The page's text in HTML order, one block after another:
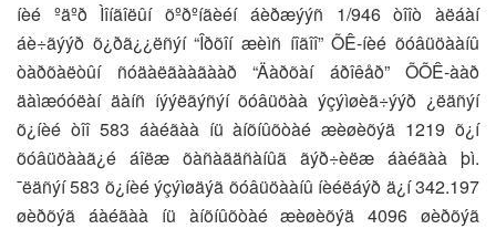
íèé ºäºð Ìîíãîëûí õºðºíãèéí áèðæýýñ 1/946 òîîò àëáàí
áè÷ãýýð õ¿ðã¿¿ëñýí “Îðõîí æèìñ íîãîî” ÕÊ-íèé õóâüöààíû
òàðõàëòûí ñóäàëãààãààð “Äàðõàí áðîêåð” ÕÕÊ-ààð
äàìæóóëàí äàíñ íýýëãýñýí õóâüöàà ýçýìøèã÷ýýð ¿ëäñýí
õ¿íèé òîî 583 áàéãàà íü àíõíûõòàé æèøèõýä 1219 õ¿í
õóâüöààã¿é áîëæ õàñàãäñàíûã ãýð÷èëæ áàéãàà þì.
¯ëäñýí 583 õ¿íèé ýçýìøäýã õóâüöààíû íèéëáýð ä¿í 342.197
øèðõýã áàéãàà íü àíõíûõòàé æèøèõýä 4096 øèðõýã